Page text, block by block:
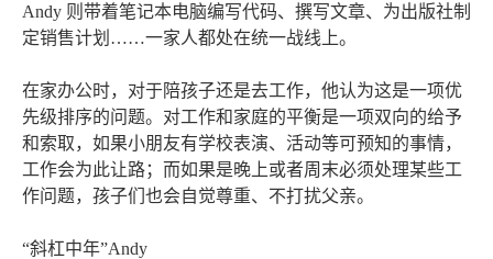
Andy 则带着笔记本电脑编写代码、撰写文章、为出版社制
定销售计划……一家人都处在统一战线上。
在家办公时，对于陪孩子还是去工作，他认为这是一项优
先级排序的问题。对工作和家庭的平衡是一项双向的给予
和索取，如果小朋友有学校表演、活动等可预知的事情，
工作会为此让路；而如果是晚上或者周末必须处理某些工
作问题，孩子们也会自觉尊重、不打扰父亲。
“斜杠中年”Andy